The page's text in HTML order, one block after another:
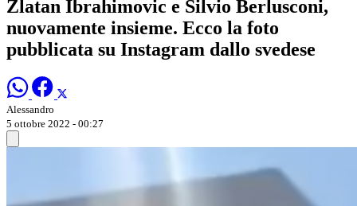
Zlatan Ibrahimovic e Silvio Berlusconi,
nuovamente insieme. Ecco la foto
pubblicata su Instagram dallo svedese
Alessandro
5 ottobre 2022 - 00:27